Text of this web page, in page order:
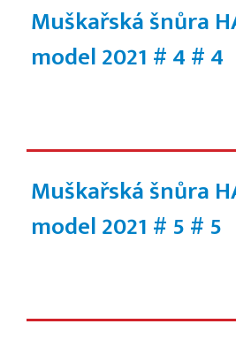
Muškařská šnůra
model 2021 # 4# 4
Muškařská šnůra
model 2021 # 5# 5